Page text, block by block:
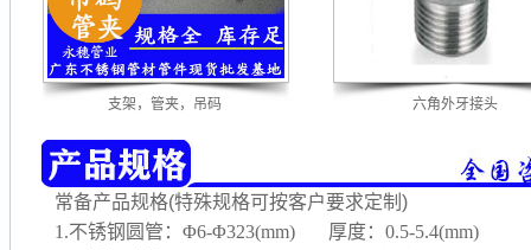
支架，管夹，吊码 六角外牙接头
常备产品规格(特殊规格可按客户要求定制)
1.不锈钢圆管：Φ6-Φ323(mm) 厚度：0.5-5.4(mm)